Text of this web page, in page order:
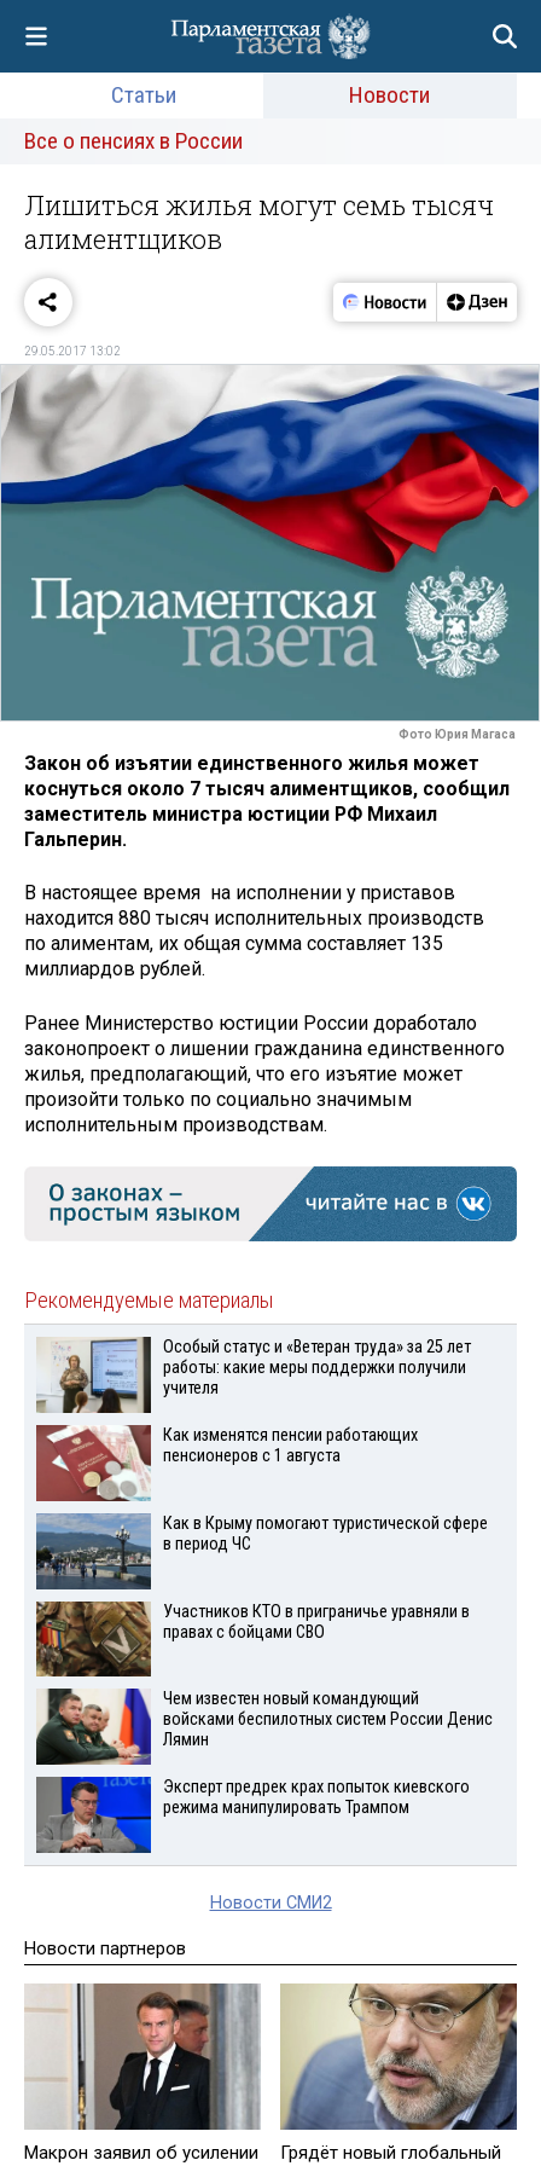
Статьи
Новости
Все о пенсиях в России
Лишиться жилья могут семь тысяч
алиментщиков
29.05.2017 13:02
Фото Юрия Магаса
Закон об изъятии единственного жилья может
коснуться около 7 тысяч алиментщиков, сообщил
заместитель министра юстиции РФ Михаил
Гальперин.
В настоящее время на исполнении у приставов
находится 880 тысяч исполнительных производств
по алиментам, их общая сумма составляет 135
миллиардов рублей.
Ранее Министерство юстиции России доработало
законопроект о лишении гражданина единственного
жилья, предполагающий, что его изъятие может
произойти только по социально значимым
исполнительным производствам.
Рекомендуемые материалы
Особый статус и «Ветеран труда» за 25 лет
работы: какие меры поддержки получили
учителя
Как изменятся пенсии работающих
пенсионеров с 1 августа
Как в Крыму помогают туристической сфере
в период ЧС
Участников КТО в приграничье уравняли в
правах с бойцами СВО
Чем известен новый командующий
войсками беспилотных систем России Денис
Лямин
Эксперт предрек крах попыток киевского
режима манипулировать Трампом
Новости СМИ2
Новости партнеров
Макрон заявил об усилении
Грядёт нoвый глобальный